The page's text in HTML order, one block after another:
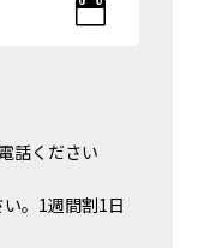
話ください
。1週間割1日